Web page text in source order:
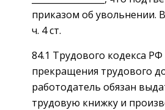
приказом об увольнении.
ч. 4 ст.
84.1 Трудового кодекса
прекращения трудового
работодатель обязан
трудовую книжку и